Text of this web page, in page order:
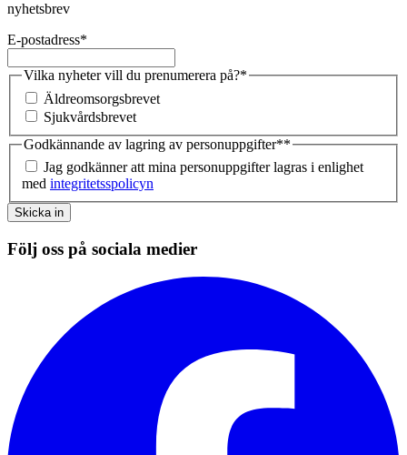
nyhetsbrev
E-postadress*
Vilka nyheter vill du prenumerera på?*
Äldreomsorgsbrevet
Sjukvårdsbrevet
Godkännande av lagring av personuppgifter**
Jag godkänner att mina personuppgifter lagras i enlighet
med integritetsspolicyn
Skicka in
Följ oss på sociala medier